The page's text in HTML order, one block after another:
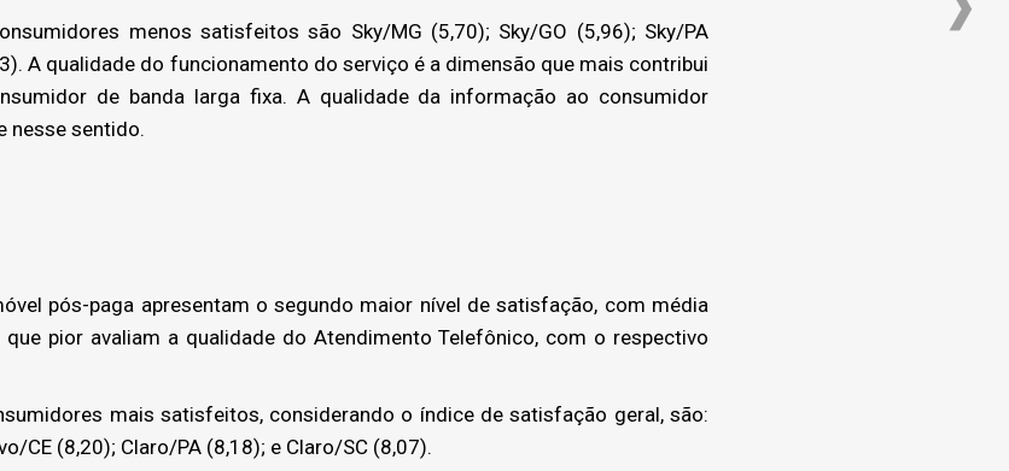
menos satisfeitos são Sky/MG (5,70); Sky/GO (5,96); Sky/PA
A qualidade do funcionamento do serviço é a dimensão que mais contribui
de banda larga fixa. A qualidade da informação ao consumidor
nesse sentido.
pós-paga apresentam o segundo maior nível de satisfação, com média
pior avaliam a qualidade do Atendimento Telefônico, com o respectivo
mais satisfeitos, considerando o índice de satisfação geral, são:
CE (8,20); Claro/PA (8,18); e Claro/SC (8,07).